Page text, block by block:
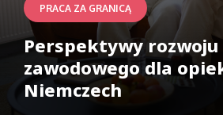
PRACA ZA GRANICĄ
Perspektywy rozwoju
zawodowego dla
Niemczech